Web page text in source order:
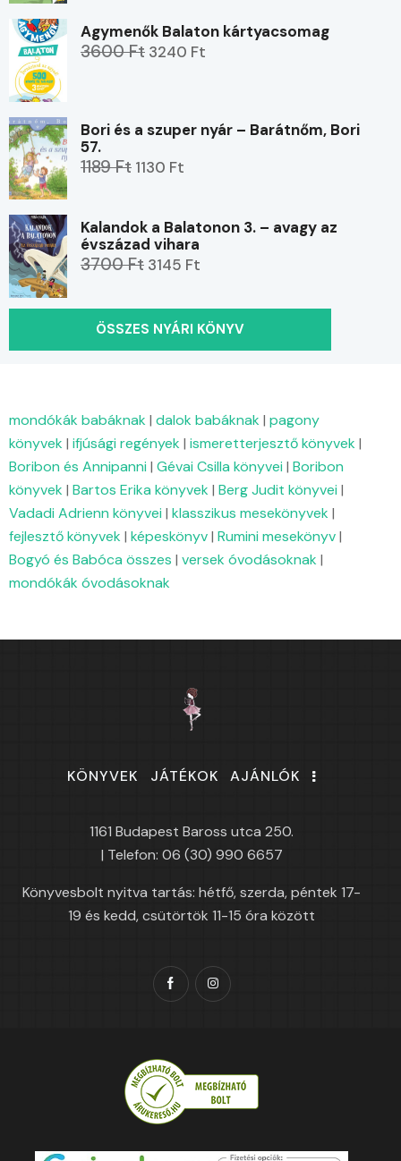
Agymenők Balaton kártyacsomag
3600 Ft 3240 Ft
Bori és a szuper nyár – Barátnőm, Bori
57.
1189 Ft 1130 Ft
Kalandok a Balatonon 3. – avagy az
évszázad vihara
3700 Ft 3145 Ft
ÖSSZES NYÁRI KÖNYV
mondókák babáknak | dalok babáknak | pagony
könyvek | ifjúsági regények | ismeretterjesztő könyvek |
Boribon és Annipanni | Gévai Csilla könyvei | Boribon
könyvek | Bartos Erika könyvek | Berg Judit könyvei |
Vadadi Adrienn könyvei | klasszikus mesekönyvek |
fejlesztő könyvek | képeskönyv| Rumini mesekönyv|
Bogyó és Babóca összes | versek óvodásoknak |
mondókák óvodásoknak
KÖNYVEK JÁTÉKOK AJÁNLÓK
1161 Budapest Baross utca 250.
| Telefon: 06 (30) 990 6657
Könyvesbolt nyitva tartás: hétfő, szerda, péntek 17-
19 és kedd, csütörtök 11-15 óra között